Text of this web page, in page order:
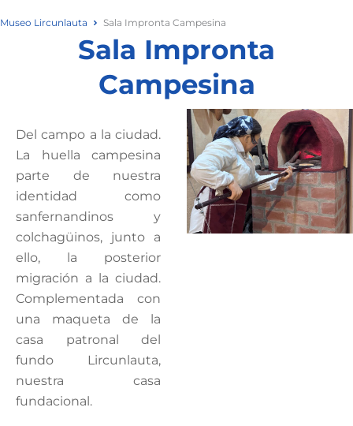
Museo Lircunlauta Sala Impronta Campesina
Sala Impronta
Campesina
Del campo a la ciudad.
La huella campesina
parte de nuestra
identidad como
sanfernandinos y
colchagüinos, junto a
ello, la posterior
migración a la ciudad.
Complementada con
una maqueta de la
casa patronal del
fundo Lircunlauta,
nuestra casa
fundacional.